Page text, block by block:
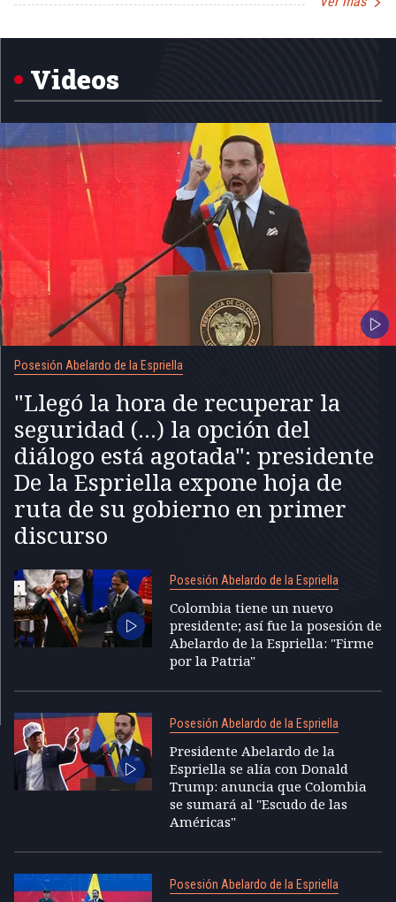
1
Videos
Posesión Abelardo de la Espriella
"Llegó la hora de recuperar la
seguridad (...) la opción del
diálogo está agotada": presidente
De la Espriella expone hoja de
ruta de su gobierno en primer
discurso
Posesión Abelardo de la Espriella
Colombia tiene un nuevo
presidente; así fue la posesión de
Abelardo de la Espriella: "Firme
por la Patria"
Posesión Abelardo de la Espriella
Presidente Abelardo de la
Espriella se alía con Donald
Trump: anuncia que Colombia
se sumará al "Escudo de las
Américas"
Posesión Abelardo de la Espriella